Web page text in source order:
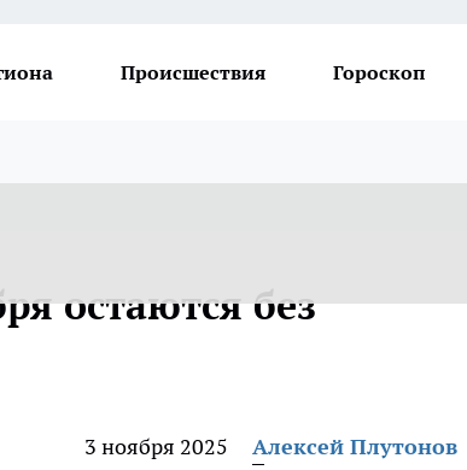
Происшествия Гороскоп
остаются без
3 ноября 2025 Алексей Плутонов